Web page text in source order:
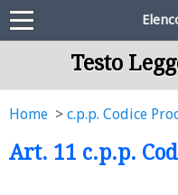
Testo
Home c.p.p. Codice
Art. 11 c.p.p.